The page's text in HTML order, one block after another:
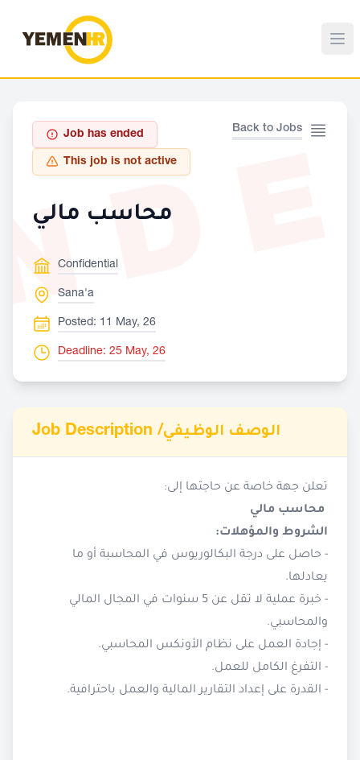
Back to Jobs
Job has ended
This job is not active
محاسب مالي
Confidential
Sana'a
Posted: 11 May, 26
Deadline: 25 May, 26
Job Description /الوصف الوظيفي
تعلن جهة خاصة عن حاجتها إلى:
محاسب مالي
الشروط والمؤهلات:
- حاصل على درجة البكالوريوس في المحاسبة أو ما
يعادلها.
- خبرة عملية لا تقل عن 5 سنوات في المجال المالي
والمحاسبي.
- إجادة العمل على نظام الأونكس المحاسبي.
- التفرغ الكامل للعمل.
- القدرة على إعداد التقارير المالية والعمل باحترافية.